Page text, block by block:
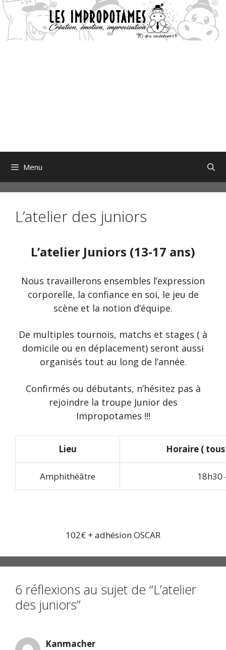
Aller
au
contenu
Menu
L’atelier des juniors
L’atelier Juniors (13-17 ans)
Nous travaillerons ensembles l’expression
corporelle, la confiance en soi, le jeu de
scène et la notion d’équipe.
De multiples tournois, matchs et stages ( à
domicile ou en déplacement) seront aussi
organisés tout au long de l’année.
Confirmés ou débutants, n’hésitez pas à
rejoindre la troupe Junior des
Impropotames !!!
Lieu Horaire (
Amphithéâtre 18h30
102€ + adhésion OSCAR
6 réflexions au sujet de “L’atelier
des juniors”
Kanmacher